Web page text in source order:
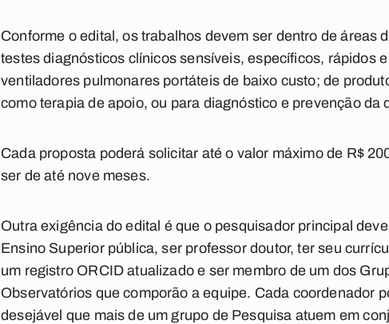
Conforme o edital, os trabalhos devem ser dentro de áreas
testes diagnósticos clínicos sensíveis, específicos, rápidos
ventiladores pulmonares portáteis de baixo custo; de
como terapia de apoio, ou para diagnóstico e prevenção da
Cada proposta poderá solicitar até o valor máximo de R$
ser de até nove meses.
Outra exigência do edital é que o pesquisador principal
Ensino Superior pública, ser professor doutor, ter seu
um registro ORCID atualizado e ser membro de um dos
Observatórios que comporão a equipe. Cada coordenador
desejável que mais de um grupo de Pesquisa atuem em